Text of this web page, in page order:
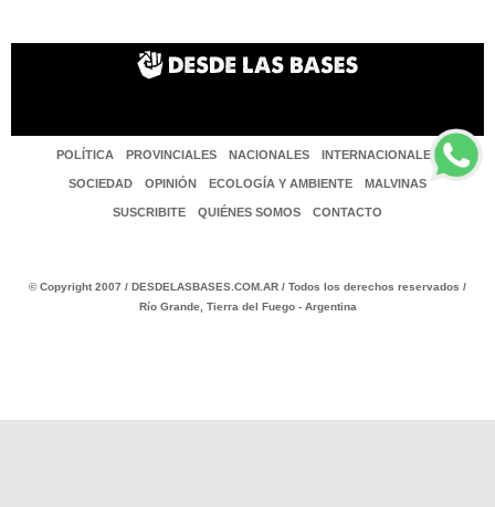
POLÍTICA PROVINCIALES NACIONALES INTERNACIONALES
SOCIEDAD OPINIÓN ECOLOGÍA Y AMBIENTE MALVINAS
SUSCRIBITE QUIÉNES SOMOS CONTACTO
© Copyright 2007 / DESDELASBASES.COM.AR / Todos los derechos reservados /
Río Grande, Tierra del Fuego - Argentina